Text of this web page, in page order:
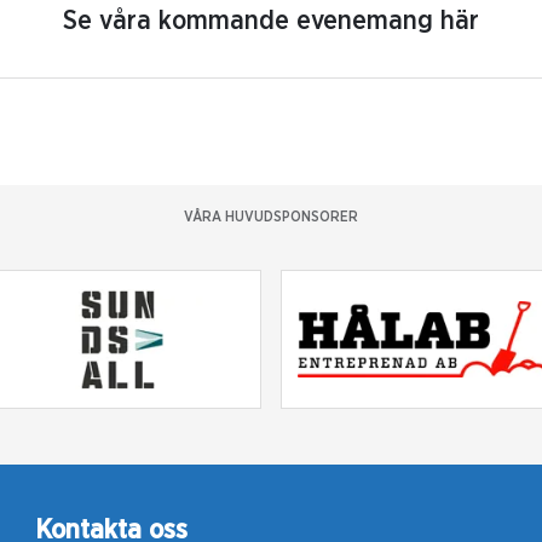
Se våra kommande evenemang här
VÅRA HUVUDSPONSORER
Kontakta oss